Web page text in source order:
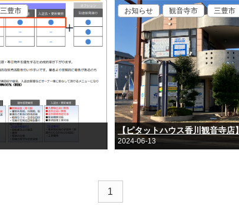
三豊市 お知らせ 観音寺市 三豊市
【ピタットハウス香川観音寺店】
2024-06-13
1